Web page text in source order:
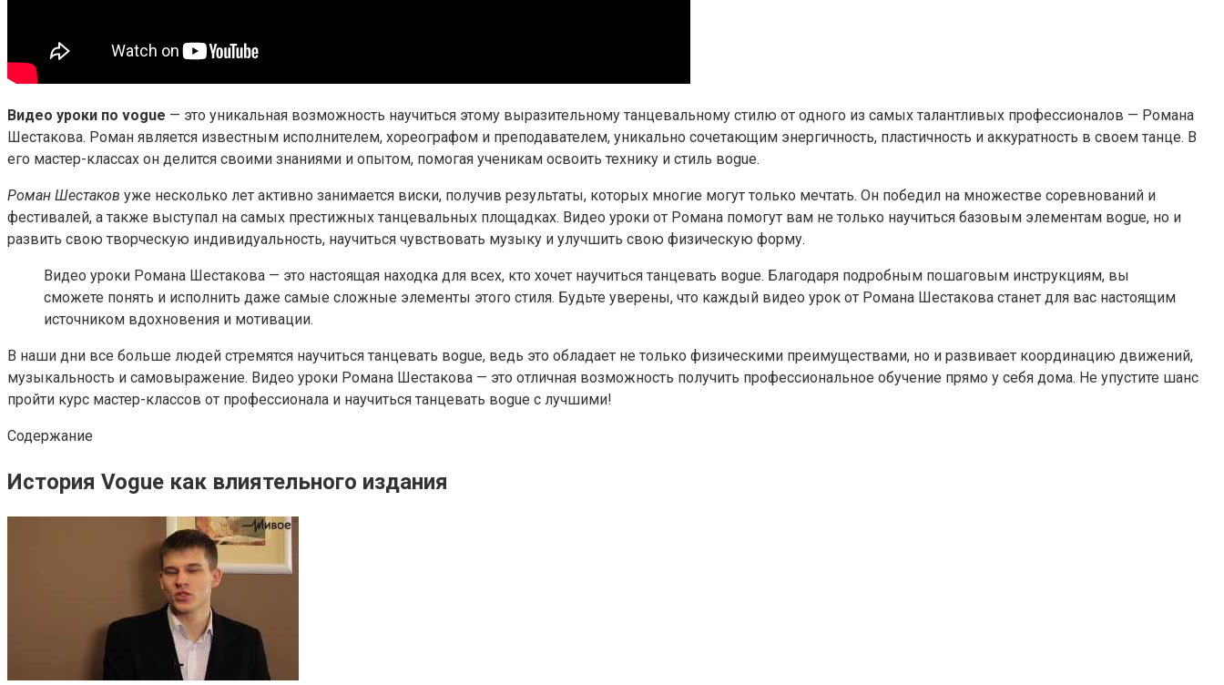
Видео уроки по vogue — это уникальная возможность научиться этому выразительному танцевальному стилю от одного из самых талантливых профессионалов — Романа
Шестакова. Роман является известным исполнителем, хореографом и преподавателем, уникально сочетающим энергичность, пластичность и аккуратность в своем танце. В
его мастер-классах он делится своими знаниями и опытом, помогая ученикам освоить технику и стиль вogue.
Роман Шестаков уже несколько лет активно занимается виски, получив результаты, которых многие могут только мечтать. Он победил на множестве соревнований и
фестивалей, а также выступал на самых престижных танцевальных площадках. Видео уроки от Романа помогут вам не только научиться базовым элементам вogue, но и
развить свою творческую индивидуальность, научиться чувствовать музыку и улучшить свою физическую форму.
Видео уроки Романа Шестакова — это настоящая находка для всех, кто хочет научиться танцевать вogue. Благодаря подробным пошаговым инструкциям, вы
сможете понять и исполнить даже самые сложные элементы этого стиля. Будьте уверены, что каждый видео урок от Романа Шестакова станет для вас настоящим
источником вдохновения и мотивации.
В наши дни все больше людей стремятся научиться танцевать вogue, ведь это обладает не только физическими преимуществами, но и развивает координацию движений,
музыкальность и самовыражение. Видео уроки Романа Шестакова — это отличная возможность получить профессиональное обучение прямо у себя дома. Не упустите шанс
пройти курс мастер-классов от профессионала и научиться танцевать вogue с лучшими!
Содержание
История Vogue как влиятельного издания